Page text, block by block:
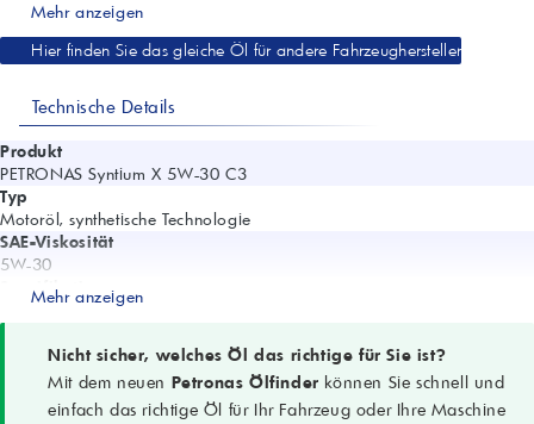
Mehr anzeigen
Hier finden Sie das gleiche Öl für andere Fahrzeughersteller
Technische Details
Produkt
PETRONAS Syntium X 5W-30 C3
Typ
Motoröl, synthetische Technologie
SAE-Viskosität
5W-30
Spezifikationen
ACEA C3; API SP
Pkw, SUVs, leichte Transporter; Benzin- und Dieselmotoren
Kerneigenschaften
Schutz vor Verschleiß/Ablagerungen/Schlamm; hohe
Mehr anzeigen
Nicht sicher, welches Öl das richtige für Sie ist?
Mit dem neuen Petronas Ölfinder können Sie schnell und
einfach das richtige Öl für Ihr Fahrzeug oder Ihre Maschine